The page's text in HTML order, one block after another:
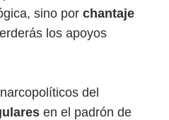
sino por chantaje
los apoyos
del
en el padrón de